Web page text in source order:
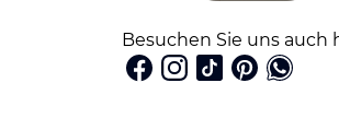
Besuchen Sie uns auch